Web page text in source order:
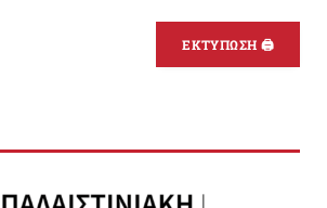
ΕΚΤΥΠΩΣΗ 🖨